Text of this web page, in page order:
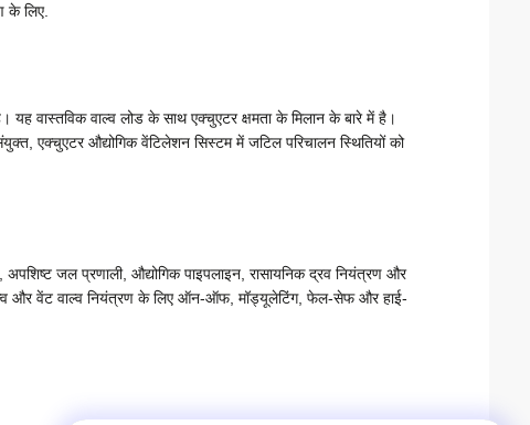
के लिए.
वास्तविक वाल्व लोड के साथ एक्चुएटर क्षमता के मिलान के बारे में है।
एक्चुएटर औद्योगिक वेंटिलेशन सिस्टम में जटिल परिचालन स्थितियों को
जल प्रणाली, औद्योगिक पाइपलाइन, रासायनिक द्रव नियंत्रण और
और वेंट वाल्व नियंत्रण के लिए ऑन-ऑफ, मॉड्यूलेटिंग, फेल-सेफ और हाई-